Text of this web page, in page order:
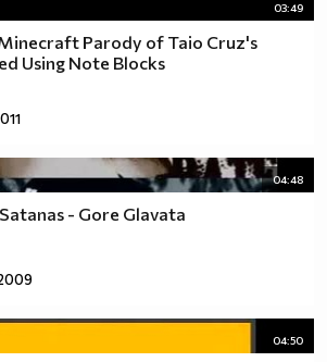
03:49
Parody of Taio Cruz's
Using Note Blocks
04:48
- Gore Glavata
04:50